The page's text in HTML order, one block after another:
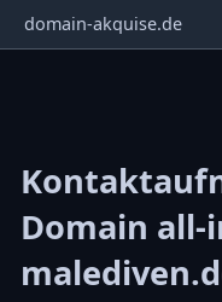
domain-akquise.de
Domain all-